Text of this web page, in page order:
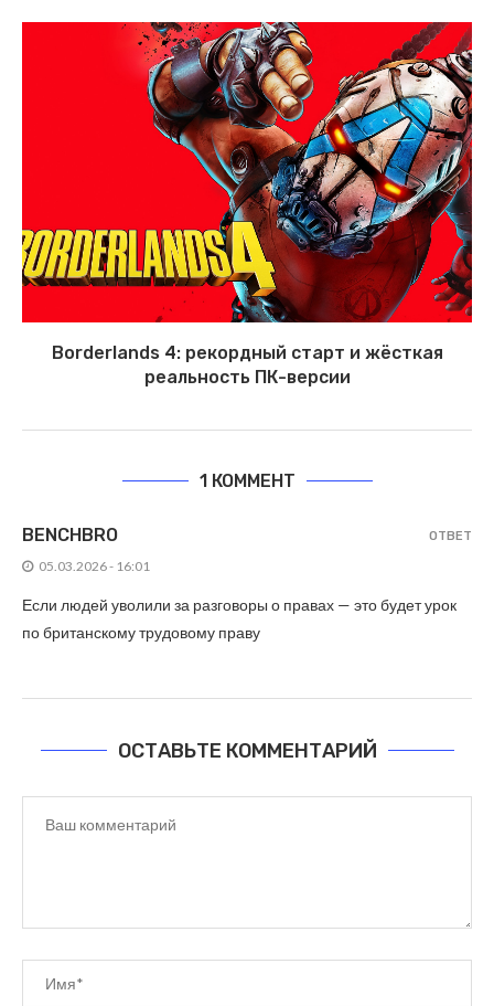
Borderlands 4: рекордный старт и жёсткая
реальность ПК-версии
1 КОММЕНТ
BENCHBRO
05.03.2026 - 16:01
Если людей уволили за разговоры о правах — это будет урок
по британскому трудовому праву
ОТВЕТ
ОСТАВЬТЕ КОММЕНТАРИЙ